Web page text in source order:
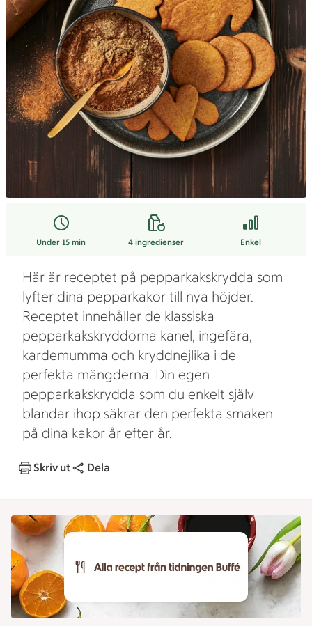
Under 15 min 4 ingredienser Enkel
Här är receptet på pepparkakskrydda som
lyfter dina pepparkakor till nya höjder.
Receptet innehåller de klassiska
pepparkakskryddorna kanel, ingefära,
kardemumma och kryddnejlika i de
perfekta mängderna. Din egen
pepparkakskrydda som du enkelt själv
blandar ihop säkrar den perfekta smaken
på dina kakor år efter år.
Skriv ut Dela